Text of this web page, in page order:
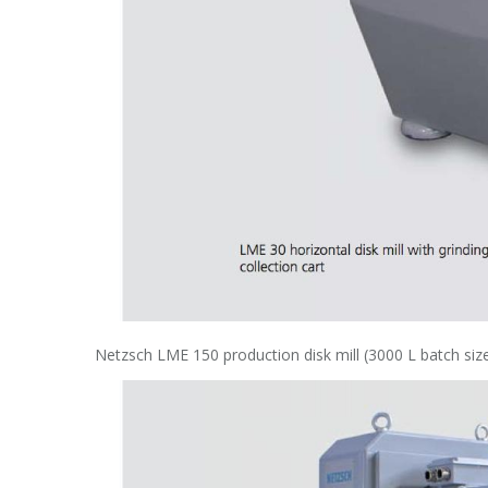
Netzsch LME 150 production disk mill (3000 L batch